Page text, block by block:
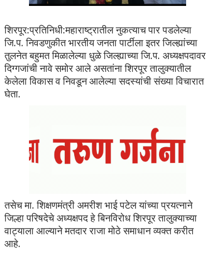
शिरपूर:प्रतिनिधी:महाराष्ट्रातील नुकत्याच पार पडलेल्या
जि.प. निवडणुकीत भारतीय जनता पार्टीला इतर जिल्ह्यांच्या
तुलनेत बहुमत मिळालेल्या धुळे जिल्ह्याच्या जि.प. अध्यक्षपदावर
दिग्गजांची नावे समोर आले असतांना शिरपूर तालुक्यातील
केलेला विकास व निवडून आलेल्या सदस्यांची संख्या विचारात
घेता.
तसेच मा. शिक्षणमंत्री अमरीश भाई पटेल यांच्या प्रयत्नाने
जिल्हा परिषदेचे अध्यक्षपद हे बिनविरोध शिरपूर तालुक्याच्या
वाट्याला आल्याने मतदार राजा मोठे समाधान व्यक्त करीत
आहे.